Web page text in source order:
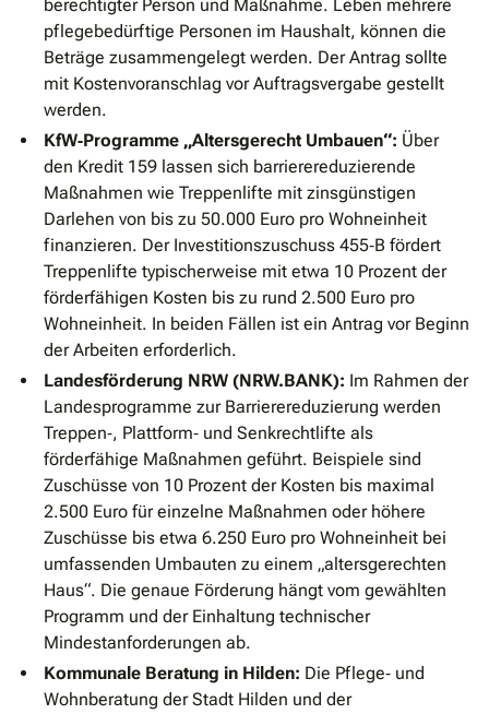
berechtigter Person und Maßnahme. Leben mehrere
pflegebedürftige Personen im Haushalt, können die
Beträge zusammengelegt werden. Der Antrag sollte
mit Kostenvoranschlag vor Auftragsvergabe gestellt
werden.
KfW‐Programme „Altersgerecht Umbauen“: Über
den Kredit 159 lassen sich barrierereduzierende
Maßnahmen wie Treppenlifte mit zinsgünstigen
Darlehen von bis zu 50.000 Euro pro Wohneinheit
finanzieren. Der Investitionszuschuss 455‐B fördert
Treppenlifte typischerweise mit etwa 10 Prozent der
förderfähigen Kosten bis zu rund 2.500 Euro pro
Wohneinheit. In beiden Fällen ist ein Antrag vor Beginn
der Arbeiten erforderlich.
Landesförderung NRW (NRW.BANK): Im Rahmen der
Landesprogramme zur Barrierereduzierung werden
Treppen‐, Plattform‐ und Senkrechtlifte als
förderfähige Maßnahmen geführt. Beispiele sind
Zuschüsse von 10 Prozent der Kosten bis maximal
2.500 Euro für einzelne Maßnahmen oder höhere
Zuschüsse bis etwa 6.250 Euro pro Wohneinheit bei
umfassenden Umbauten zu einem „altersgerechten
Haus“. Die genaue Förderung hängt vom gewählten
Programm und der Einhaltung technischer
Mindestanforderungen ab.
Kommunale Beratung in Hilden: Die Pflege‐ und
Wohnberatung der Stadt Hilden und der